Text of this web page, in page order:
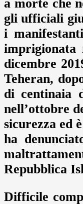
a morte che
gli ufficiali
i
imprigionata
dicembre
Teheran,
di centinaia
nell’ottobre
sicurezza ed
ha
Repubblica
Difficile